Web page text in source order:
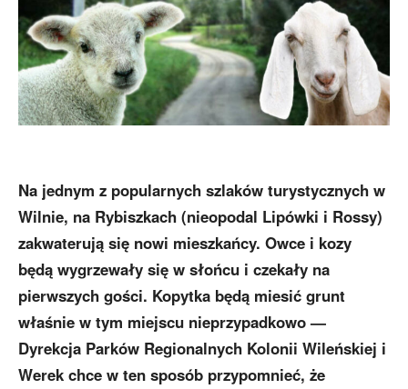
Na jednym z popularnych szlaków turystycznych w
Wilnie, na Rybiszkach (nieopodal Lipówki i Rossy)
zakwaterują się nowi mieszkańcy. Owce i kozy
będą wygrzewały się w słońcu i czekały na
pierwszych gości. Kopytka będą miesić grunt
właśnie w tym miejscu nieprzypadkowo —
Dyrekcja Parków Regionalnych Kolonii Wileńskiej i
Werek chce w ten sposób przypomnieć, że